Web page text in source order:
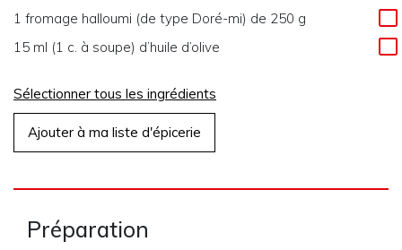
1 fromage halloumi (de type Doré-mi) de 250 g
15 ml (1 c. à soupe) d’huile d’olive
Sélectionner tous les ingrédients
Ajouter à ma liste d'épicerie
Préparation